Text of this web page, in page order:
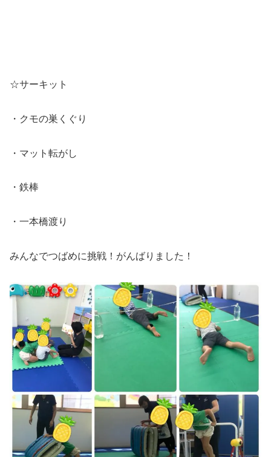
☆サーキット
・クモの巣くぐり
・マット転がし
・鉄棒
・一本橋渡り
みんなでつばめに挑戦！がんばりました！